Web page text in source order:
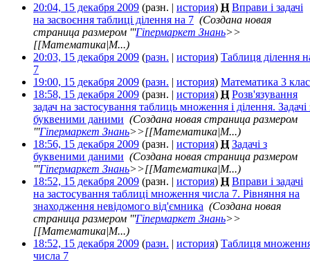
20:04, 15 декабря 2009 (разн. | история) Н Вправи і задачі
на засвоєння таблиці ділення на 7 (Создана новая
страница размером '''Гіпермаркет Знань>>
[[Математика|М...)
20:03, 15 декабря 2009 (разн. | история) Таблиця ділення
7
19:00, 15 декабря 2009 (разн. | история) Математика 3 клас
18:58, 15 декабря 2009 (разн. | история) Н Розв'язування
задач на застосування таблиць множення і ділення. Задачі
буквеними даними (Создана новая страница размером
'''Гіпермаркет Знань>>[[Математика|М...)
18:56, 15 декабря 2009 (разн. | история) Н Задачі з
буквеними даними (Создана новая страница размером
'''Гіпермаркет Знань>>[[Математика|М...)
18:52, 15 декабря 2009 (разн. | история) Н Вправи і задачі
на застосування таблиці множення числа 7. Рівняння на
знаходження невідомого від'ємника (Создана новая
страница размером '''Гіпермаркет Знань>>
[[Математика|М...)
18:52, 15 декабря 2009 (разн. | история) Таблиця
числа 7